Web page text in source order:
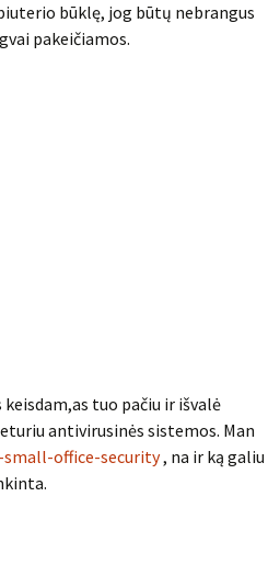
būklę, jog būtų nebrangus
pakeičiamos.
tuo pačiu ir išvalė
antivirusinės sistemos. Man
office-security, na ir ką galiu